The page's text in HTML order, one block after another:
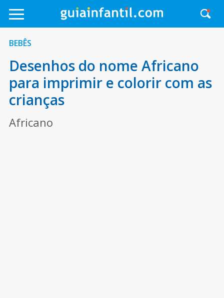
BEBÊS
Desenhos do nome Africano
para imprimir e colorir com as
crianças
Africano